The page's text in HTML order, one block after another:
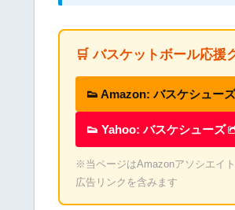
🛒 バスケットボール応援
👟 Amazon: バスケシューズ
👟 Yahoo: バスケシューズ
※当ページはAmazonアソシエイ
広告リンクを含みます